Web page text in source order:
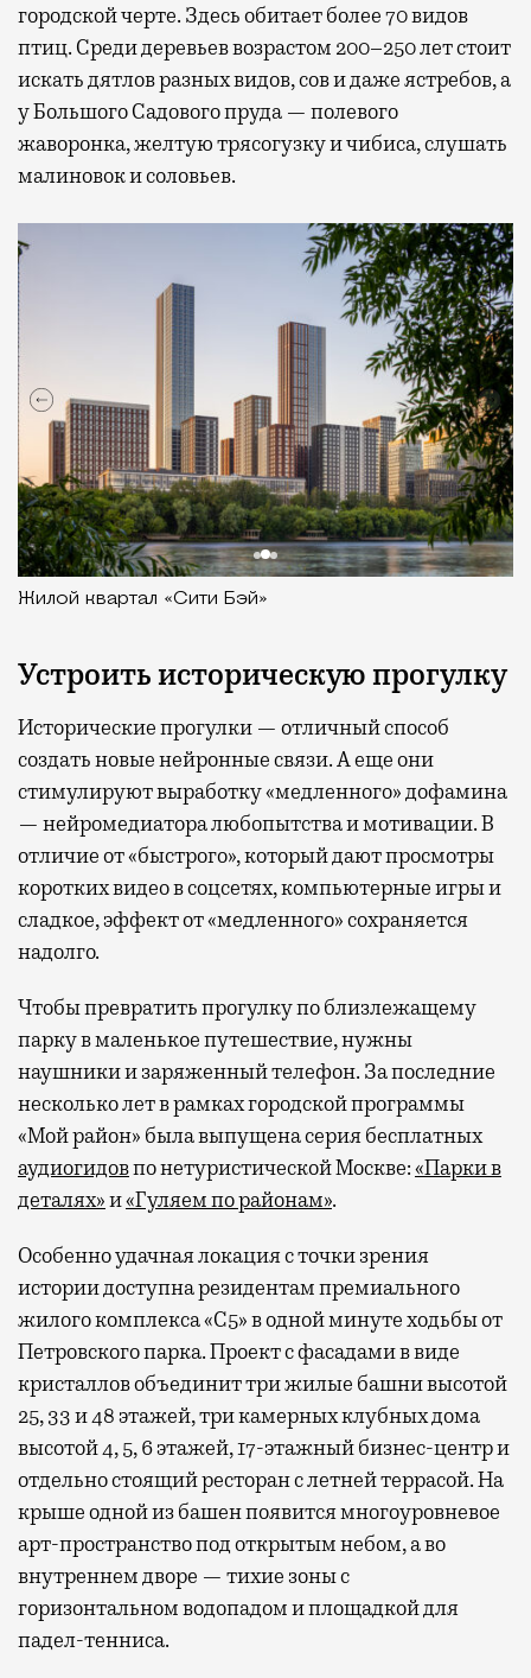
городской черте. Здесь обитает более 70 видов
птиц. Среди деревьев возрастом 200–250 лет стоит
искать дятлов разных видов, сов и даже ястребов, а
у Большого Садового пруда — полевого
жаворонка, желтую трясогузку и чибиса, слушать
малиновок и соловьев.
Жилой квартал «Сити Бэй»
Устроить историческую прогулку
Исторические прогулки — отличный способ
создать новые нейронные связи. А еще они
стимулируют выработку «медленного» дофамина
— нейромедиатора любопытства и мотивации. В
отличие от «быстрого», который дают просмотры
коротких видео в соцсетях, компьютерные игры и
сладкое, эффект от «медленного» сохраняется
надолго.
Чтобы превратить прогулку по близлежащему
парку в маленькое путешествие, нужны
наушники и заряженный телефон. За последние
несколько лет в рамках городской программы
«Мой район» была выпущена серия бесплатных
аудиогидовпо нетуристической Москве:«Парки в
деталях»и«Гуляем по районам».
Особенно удачная локация с точки зрения
истории доступна резидентам премиального
жилого комплекса «С5»в одной минуте ходьбы от
Петровского парка. Проект с фасадами в виде
кристаллов объединит три жилые башни высотой
25, 33 и 48 этажей, три камерных клубных дома
высотой 4, 5, 6 этажей, 17-этажный бизнес-центр и
отдельно стоящий ресторан с летней террасой. На
крыше одной из башен появится многоуровневое
арт-пространство под открытым небом, а во
внутреннем дворе — тихие зоны с
горизонтальном водопадом и площадкой для
падел-тенниса.